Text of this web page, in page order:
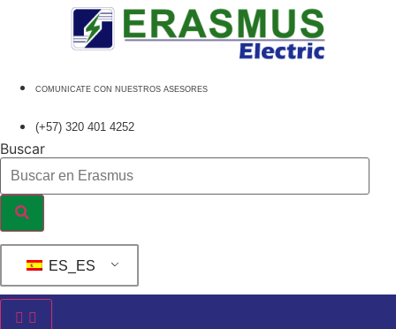
COMUNICATE CON NUESTROS ASESORES
(+57) 320 401 4252
Buscar
ES_ES